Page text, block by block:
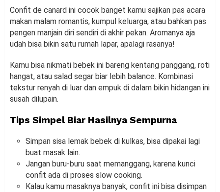
Confit de canard ini cocok banget kamu sajikan pas acara
makan malam romantis, kumpul keluarga, atau bahkan pas
pengen manjain diri sendiri di akhir pekan. Aromanya aja
udah bisa bikin satu rumah lapar, apalagi rasanya!
Kamu bisa nikmati bebek ini bareng kentang panggang, roti
hangat, atau salad segar biar lebih balance. Kombinasi
tekstur renyah di luar dan empuk di dalam bikin hidangan ini
susah dilupain.
Tips Simpel Biar Hasilnya Sempurna
Simpan sisa lemak bebek di kulkas, bisa dipakai lagi
buat masak lain.
Jangan buru-buru saat memanggang, karena kunci
confit ada di proses slow cooking.
Kalau kamu masaknya banyak, confit ini bisa disimpan